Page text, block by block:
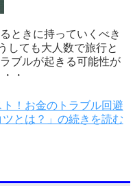
ときに持っていくべき
しても大人数で旅行と
ブルが起きる可能性が
・
ト！お金のトラブル回避
ツとは？」の続きを読む